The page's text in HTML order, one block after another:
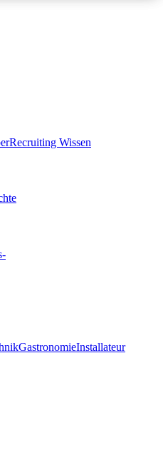
Recruiting Wissen
GastronomieInstallateur